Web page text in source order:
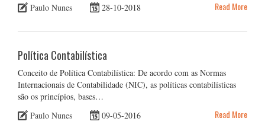
Paulo Nunes 28-10-2018 Read More
Política Contabilística
Conceito de Política Contabilística: De acordo com as Normas
Internacionais de Contabilidade (NIC), as políticas contabilísticas
são os princípios, bases…
Paulo Nunes
09-05-2016 Read More